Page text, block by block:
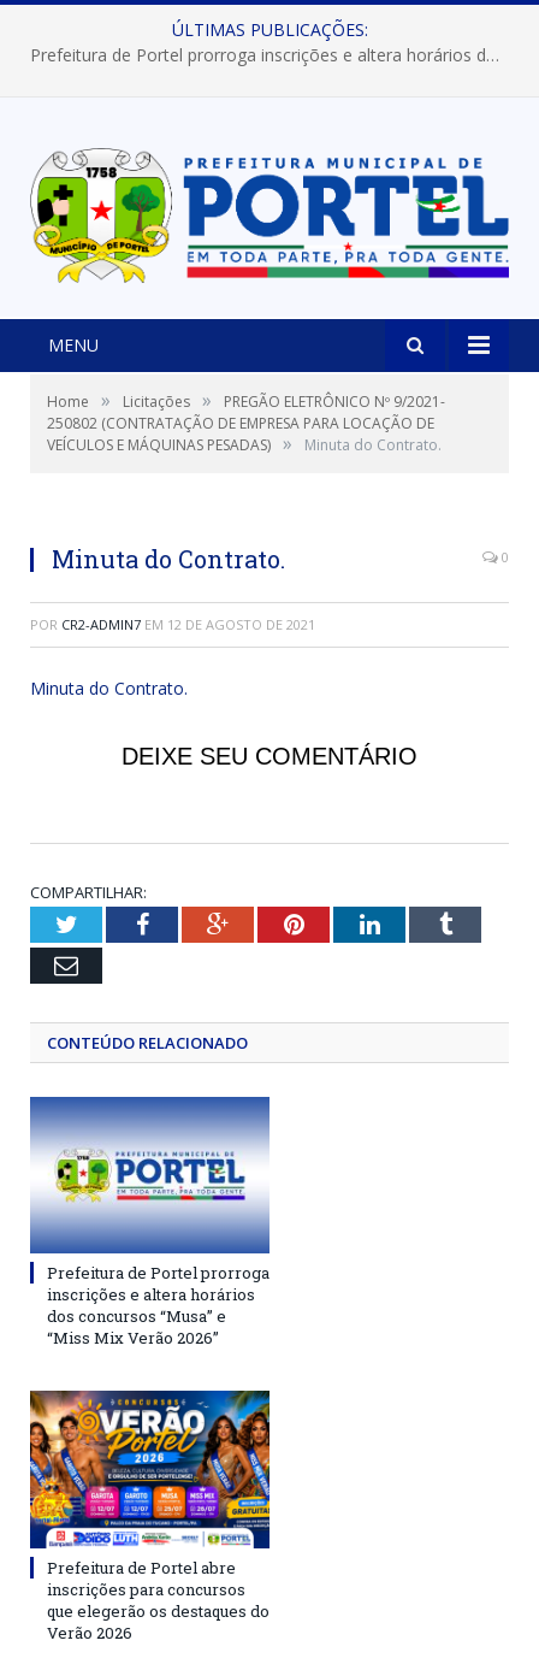
ÚLTIMAS PUBLICAÇÕES:
Prefeitura de Portel prorroga inscrições e altera horários dos concursos “Musa” e “Miss Mix Verão 2026”
MENU
Home » Licitações »
PREGÃO ELETRÔNICO Nº 9/2021-
250802 (CONTRATAÇÃO DE EMPRESA PARA LOCAÇÃO DE
VEÍCULOS E MÁQUINAS PESADAS) » Minuta do Contrato.
Minuta do Contrato. 0
POR CR2-ADMIN7 EM 12 DE AGOSTO DE 2021
Minuta do Contrato.
DEIXE SEU COMENTÁRIO
COMPARTILHAR:
TwitterFacebookGoogle+PinterestLinkedInTumblr
Email
CONTEÚDO RELACIONADO
Prefeitura de Portel prorroga
inscrições e altera horários
dos concursos “Musa” e
“Miss Mix Verão 2026”
Prefeitura de Portel abre
inscrições para concursos
que elegerão os destaques do
Verão 2026